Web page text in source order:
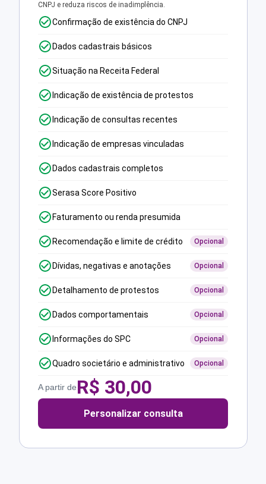
CNPJ e reduza riscos de inadimplência.
Confirmação de existência do CNPJ
Dados cadastrais básicos
Situação na Receita Federal
Indicação de existência de protestos
Indicação de consultas recentes
Indicação de empresas vinculadas
Dados cadastrais completos
Serasa Score Positivo
Faturamento ou renda presumida
Recomendação e limite de crédito Opcional
Dívidas, negativas e anotações Opcional
Detalhamento de protestos Opcional
Dados comportamentais Opcional
Informações do SPC Opcional
Quadro societário e administrativo Opcional
A partir deR$ 30,00
Personalizar consulta